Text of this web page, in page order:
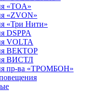
«TOA»
«ZVON»
«Три Нити»
DSPPA
VOLTA
ВЕКТОР
ВИСТЛ
пр-ва «ТРОМБОН»